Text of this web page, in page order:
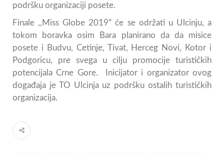
podršku organizaciji posete.
Finale ,,Miss Globe 2019” će se održati u Ulcinju, a
tokom boravka osim Bara planirano da da misice
posete i Budvu, Cetinje, Tivat, Herceg Novi, Kotor i
Podgoricu, pre svega u cilju promocije turističkih
potencijala Crne Gore. Inicijator i organizator ovog
događaja je TO Ulcinja uz podršku ostalih turističkih
organizacija.